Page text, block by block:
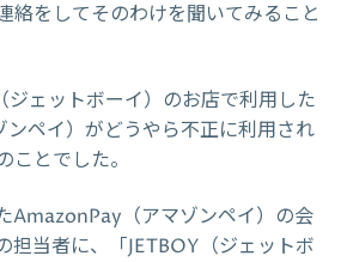
絡をしてそのわけを聞いてみること
ジェットボーイ）のお店で利用した
ペイ）がどうやら不正に利用され
ことでした。
AmazonPay（アマゾンペイ）の会
担当者に、「JETBOY（ジェットボ